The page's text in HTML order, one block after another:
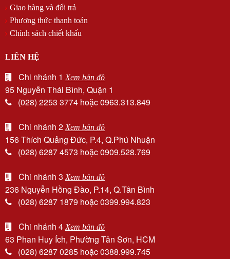
Giao hàng và đổi trả
Phương thức thanh toán
Chính sách chiết khấu
LIÊN HỆ
Chi nhánh 1Xem bản đồ
95 Nguyễn Thái Bình, Quận 1
(028) 2253 3774 hoặc 0963.313.849
Chi nhánh 2Xem bản đồ
156 Thích Quảng Đức, P.4, Q.Phú Nhuận
(028) 6287 4573 hoặc 0909.528.769
Chi nhánh 3Xem bản đồ
236 Nguyễn Hồng Đào, P.14, Q.Tân Bình
(028) 6287 1879 hoặc 0399.994.823
Chi nhánh 4Xem bản đồ
63 Phan Huy Ích, Phường Tân Sơn, HCM
(028) 6287 0285 hoặc 0388.999.745